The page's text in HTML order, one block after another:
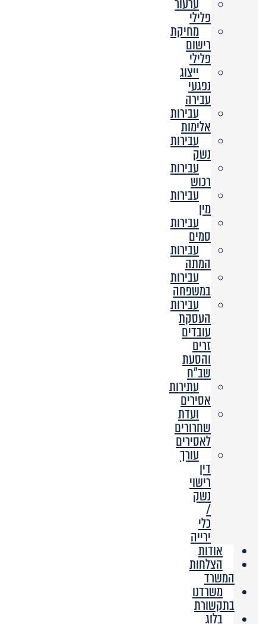
פלילי
מחיקת
רישום
פלילי
ייצוג
נפגעי
עבירה
עבירות
אלימות
עבירות
נשק
עבירות
רכוש
עבירות
מין
עבירות
סמים
עבירות
המתה
עבירות
במשפחה
עבירות
העסקת
עובדים
זרים
והסעת
שב”ח
עתירות
אסירים
ועדת
שחרורים
לאסירים
עורך
דין
רישוי
נשק
/
כלי
ירייה
אודות
הצלחות
המשרד
משרדנו
בתקשורת
בלוג